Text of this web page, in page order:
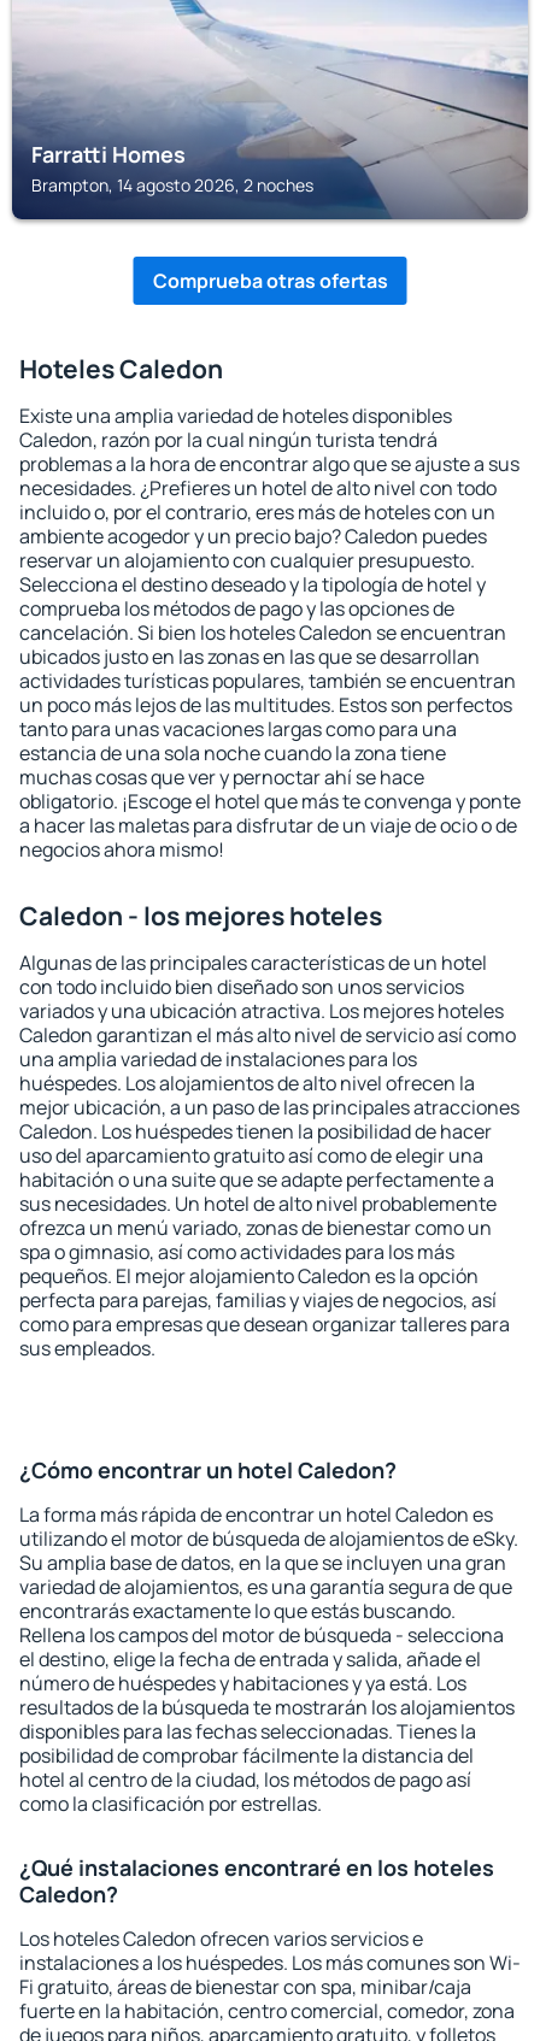
Farratti Homes
Brampton, 14 agosto 2026, 2 noches
Comprueba otras ofertas
Hoteles Caledon
Existe una amplia variedad de hoteles disponibles
Caledon, razón por la cual ningún turista tendrá
problemas a la hora de encontrar algo que se ajuste a sus
necesidades. ¿Prefieres un hotel de alto nivel con todo
incluido o, por el contrario, eres más de hoteles con un
ambiente acogedor y un precio bajo? Caledon puedes
reservar un alojamiento con cualquier presupuesto.
Selecciona el destino deseado y la tipología de hotel y
comprueba los métodos de pago y las opciones de
cancelación. Si bien los hoteles Caledon se encuentran
ubicados justo en las zonas en las que se desarrollan
actividades turísticas populares, también se encuentran
un poco más lejos de las multitudes. Estos son perfectos
tanto para unas vacaciones largas como para una
estancia de una sola noche cuando la zona tiene
muchas cosas que ver y pernoctar ahí se hace
obligatorio. ¡Escoge el hotel que más te convenga y ponte
a hacer las maletas para disfrutar de un viaje de ocio o de
negocios ahora mismo!
Caledon - los mejores hoteles
Algunas de las principales características de un hotel
con todo incluido bien diseñado son unos servicios
variados y una ubicación atractiva. Los mejores hoteles
Caledon garantizan el más alto nivel de servicio así como
una amplia variedad de instalaciones para los
huéspedes. Los alojamientos de alto nivel ofrecen la
mejor ubicación, a un paso de las principales atracciones
Caledon. Los huéspedes tienen la posibilidad de hacer
uso del aparcamiento gratuito así como de elegir una
habitación o una suite que se adapte perfectamente a
sus necesidades. Un hotel de alto nivel probablemente
ofrezca un menú variado, zonas de bienestar como un
spa o gimnasio, así como actividades para los más
pequeños. El mejor alojamiento Caledon es la opción
perfecta para parejas, familias y viajes de negocios, así
como para empresas que desean organizar talleres para
sus empleados.
¿Cómo encontrar un hotel Caledon?
La forma más rápida de encontrar un hotel Caledon es
utilizando el motor de búsqueda de alojamientos de eSky.
Su amplia base de datos, en la que se incluyen una gran
variedad de alojamientos, es una garantía segura de que
encontrarás exactamente lo que estás buscando.
Rellena los campos del motor de búsqueda - selecciona
el destino, elige la fecha de entrada y salida, añade el
número de huéspedes y habitaciones y ya está. Los
resultados de la búsqueda te mostrarán los alojamientos
disponibles para las fechas seleccionadas. Tienes la
posibilidad de comprobar fácilmente la distancia del
hotel al centro de la ciudad, los métodos de pago así
como la clasificación por estrellas.
¿Qué instalaciones encontraré en los hoteles
Caledon?
Los hoteles Caledon ofrecen varios servicios e
instalaciones a los huéspedes. Los más comunes son Wi-
Fi gratuito, áreas de bienestar con spa, minibar/caja
fuerte en la habitación, centro comercial, comedor, zona
de juegos para niños, aparcamiento gratuito, y folletos